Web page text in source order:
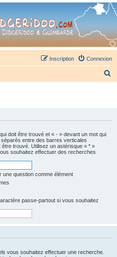
- retrouvez la communauté.
Connexion
Inscription
e
doit être trouvé et « - » devant un mot qui
entre des barres verticales
trouvé. Utilisez un astérisque « * »
souhaitez effectuer des recherches
une question comme élément
passe-partout si vous souhaitez
vous souhaitez effectuer une recherche.